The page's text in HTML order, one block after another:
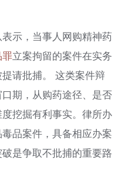
示，当事人网购精神药
立案拘留的案件在实务
请批捕。 这类案件辩
期，从购药途径、是否
挖掘有利事实。律所办
品案件，具备相应办案
是争取不批捕的重要路